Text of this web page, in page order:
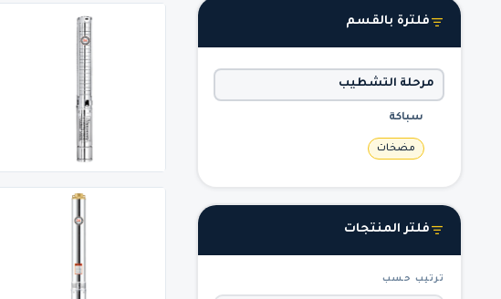
فلترة بالقسم
مرحلة التشطيب
سباكة
مضخات
فلتر المنتجات
ترتيب حسب